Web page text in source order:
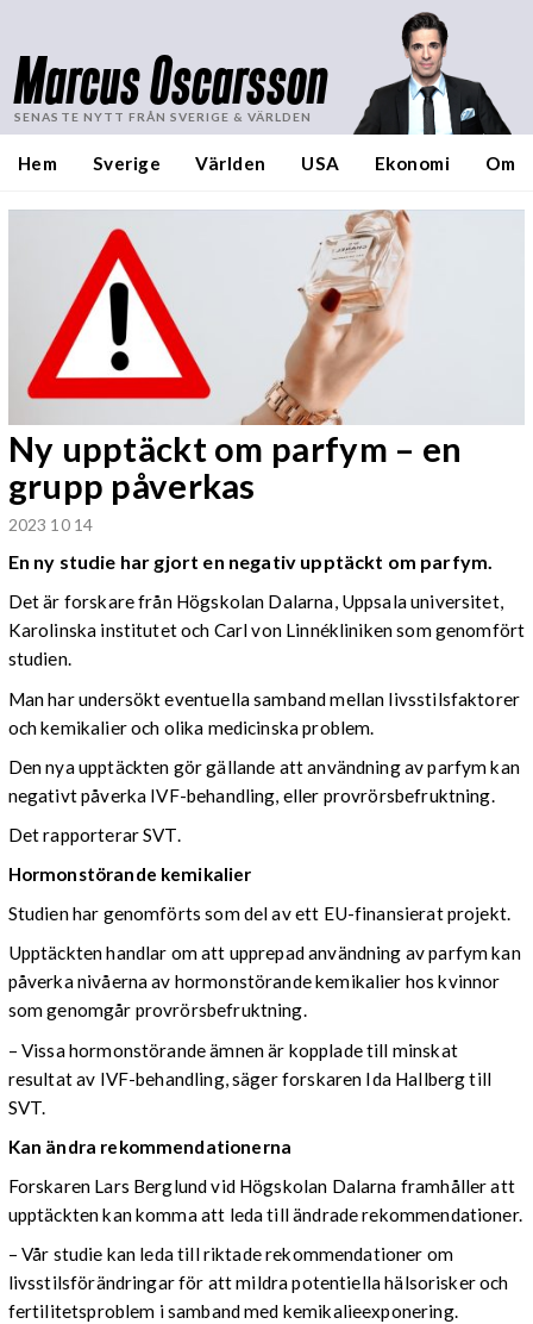
Marcus Oscarsson
SENASTE NYTT FRÅN SVERIGE & VÄRLDEN
Hem Sverige Världen USA Ekonomi Om
Ny upptäckt om parfym – en
grupp påverkas
2023 10 14
En ny studie har gjort en negativ upptäckt om parfym.
Det är forskare från Högskolan Dalarna, Uppsala universitet,
Karolinska institutet och Carl von Linnékliniken som genomfört
studien.
Man har undersökt eventuella samband mellan livsstilsfaktorer
och kemikalier och olika medicinska problem.
Den nya upptäckten gör gällande att användning av parfym kan
negativt påverka IVF-behandling, eller provrörsbefruktning.
Det rapporterar SVT.
Hormonstörande kemikalier
Studien har genomförts som del av ett EU-finansierat projekt.
Upptäckten handlar om att upprepad användning av parfym kan
påverka nivåerna av hormonstörande kemikalier hos kvinnor
som genomgår provrörsbefruktning.
– Vissa hormonstörande ämnen är kopplade till minskat
resultat av IVF-behandling, säger forskaren Ida Hallberg till
SVT.
Kan ändra rekommendationerna
Forskaren Lars Berglund vid Högskolan Dalarna framhåller att
upptäckten kan komma att leda till ändrade rekommendationer.
– Vår studie kan leda till riktade rekommendationer om
livsstilsförändringar för att mildra potentiella hälsorisker och
fertilitetsproblem i samband med kemikalieexponering.